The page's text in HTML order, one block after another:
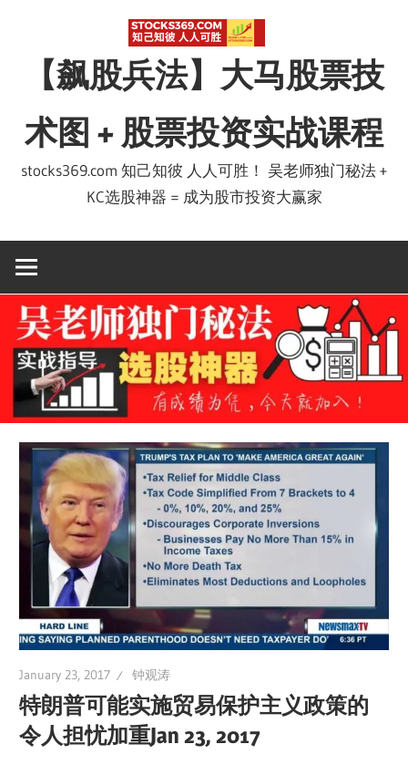
【飙股兵法】大马股票技
术图 + 股票投资实战课程
stocks369.com 知己知彼 人人可胜！ 吴老师独门秘法 +
KC选股神器 = 成为股市投资大赢家
January 23, 2017 钟观涛
特朗普可能实施贸易保护主义政策的
令人担忧加重Jan 23, 2017